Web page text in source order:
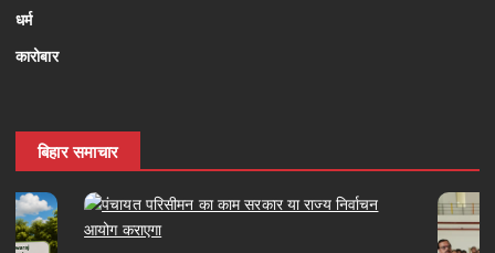
धर्म
कारोबार
बिहार समाचार